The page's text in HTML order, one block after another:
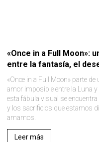
«Once in a Full Moon»:
entre la fantasía, el
«Once in a Full Moon» parte
amor imposible entre la Luna
esta fábula visual se
y los sacrificios que estamos
amamos.
Leer más